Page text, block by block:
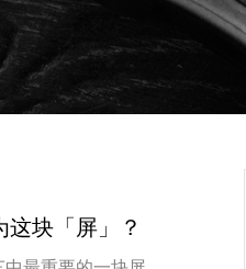
块「屏」？​